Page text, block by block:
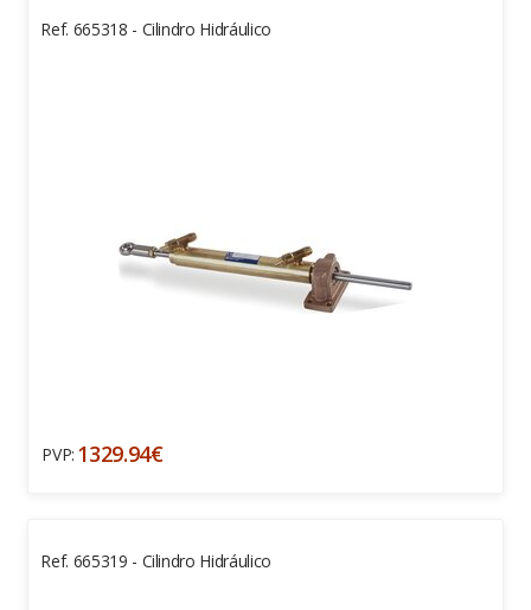
Ref. 665318 - Cilindro Hidráulico
PVP: 1329.94€
Ref. 665319 - Cilindro Hidráulico